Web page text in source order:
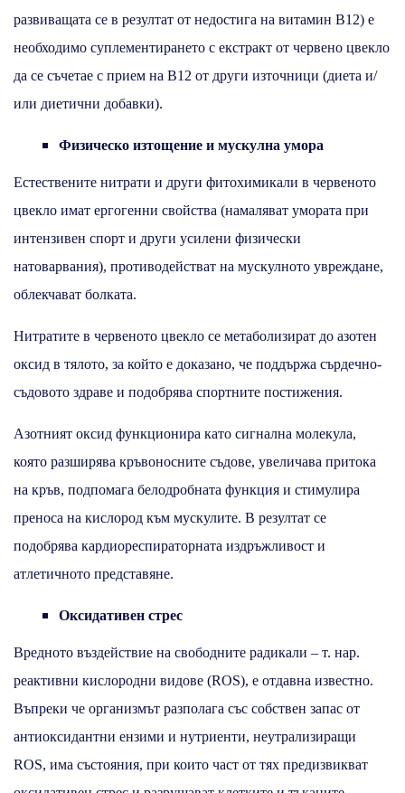
развиващата се в резултат от недостига на витамин В12) е
необходимо суплементирането с екстракт от червено цвекло
да се съчетае с прием на В12 от други източници (диета и/
или диетични добавки).
Физическо изтощение и мускулна умора
Естествените нитрати и други фитохимикали в червеното
цвекло имат ергогенни свойства (намаляват умората при
интензивен спорт и други усилени физически
натоварвания), противодействат на мускулното увреждане,
облекчават болката.
Нитратите в червеното цвекло се метаболизират до азотен
оксид в тялото, за който е доказано, че поддържа сърдечно-
съдовото здраве и подобрява спортните постижения.
Азотният оксид функционира като сигнална молекула,
която разширява кръвоносните съдове, увеличава притока
на кръв, подпомага белодробната функция и стимулира
преноса на кислород към мускулите. В резултат се
подобрява кардиореспираторната издръжливост и
атлетичното представяне.
Оксидативен стрес
Вредното въздействие на свободните радикали – т. нар.
реактивни кислородни видове (ROS), е отдавна известно.
Въпреки че организмът разполага със собствен запас от
антиоксидантни ензими и нутриенти, неутрализиращи
ROS, има състояния, при които част от тях предизвикват